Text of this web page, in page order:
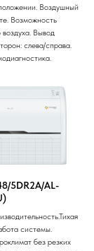
Воздушный
Возможность
Вывод
слева/справа.
5DR2A/AL-
системы.
без резких